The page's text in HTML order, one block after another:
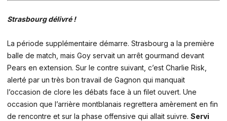
Strasbourg délivré !
La période supplémentaire démarre. Strasbourg a la première
balle de match, mais Goy servait un arrêt gourmand devant
Pears en extension. Sur le contre suivant, c’est Charlie Risk,
alerté par un très bon travail de Gagnon qui manquait
l’occasion de clore les débats face à un filet ouvert. Une
occasion que l’arrière montblanais regrettera amèrement en fin
de rencontre et sur la phase offensive qui allait suivre. Servi